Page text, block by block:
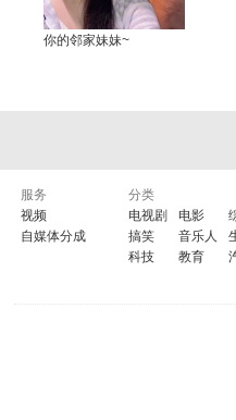
你的邻家妹妹~
服务
视频
自媒体分成
分类
电视剧
电影
搞笑
音乐人
科技
教育